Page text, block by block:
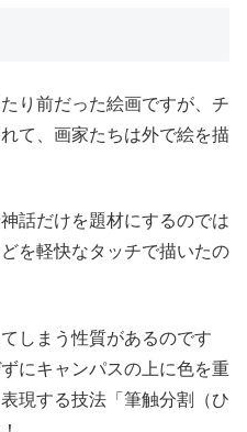
り前だった絵画ですが、チ
て、画家たちは外で絵を描
話だけを題材にするのでは
を軽快なタッチで描いたの
しまう性質があるのです
にキャンパスの上に色を重
現する技法「筆触分割（ひ